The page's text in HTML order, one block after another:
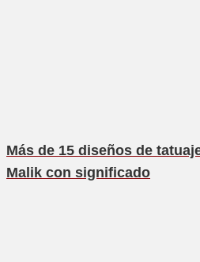
Más de 15 diseños de
Malik con significado